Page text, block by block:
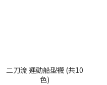
二刀流 運動船型襪 (共10
色)